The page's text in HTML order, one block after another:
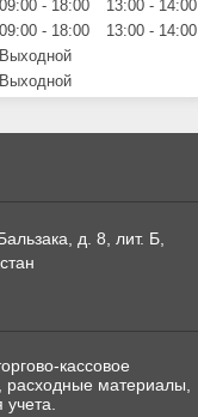
09:00 18:00 13:00
14:00
09:00 18:00 13:00
14:00
Выходной
Выходной
д. 8, лит. Б,
кассовое
расходные материалы,